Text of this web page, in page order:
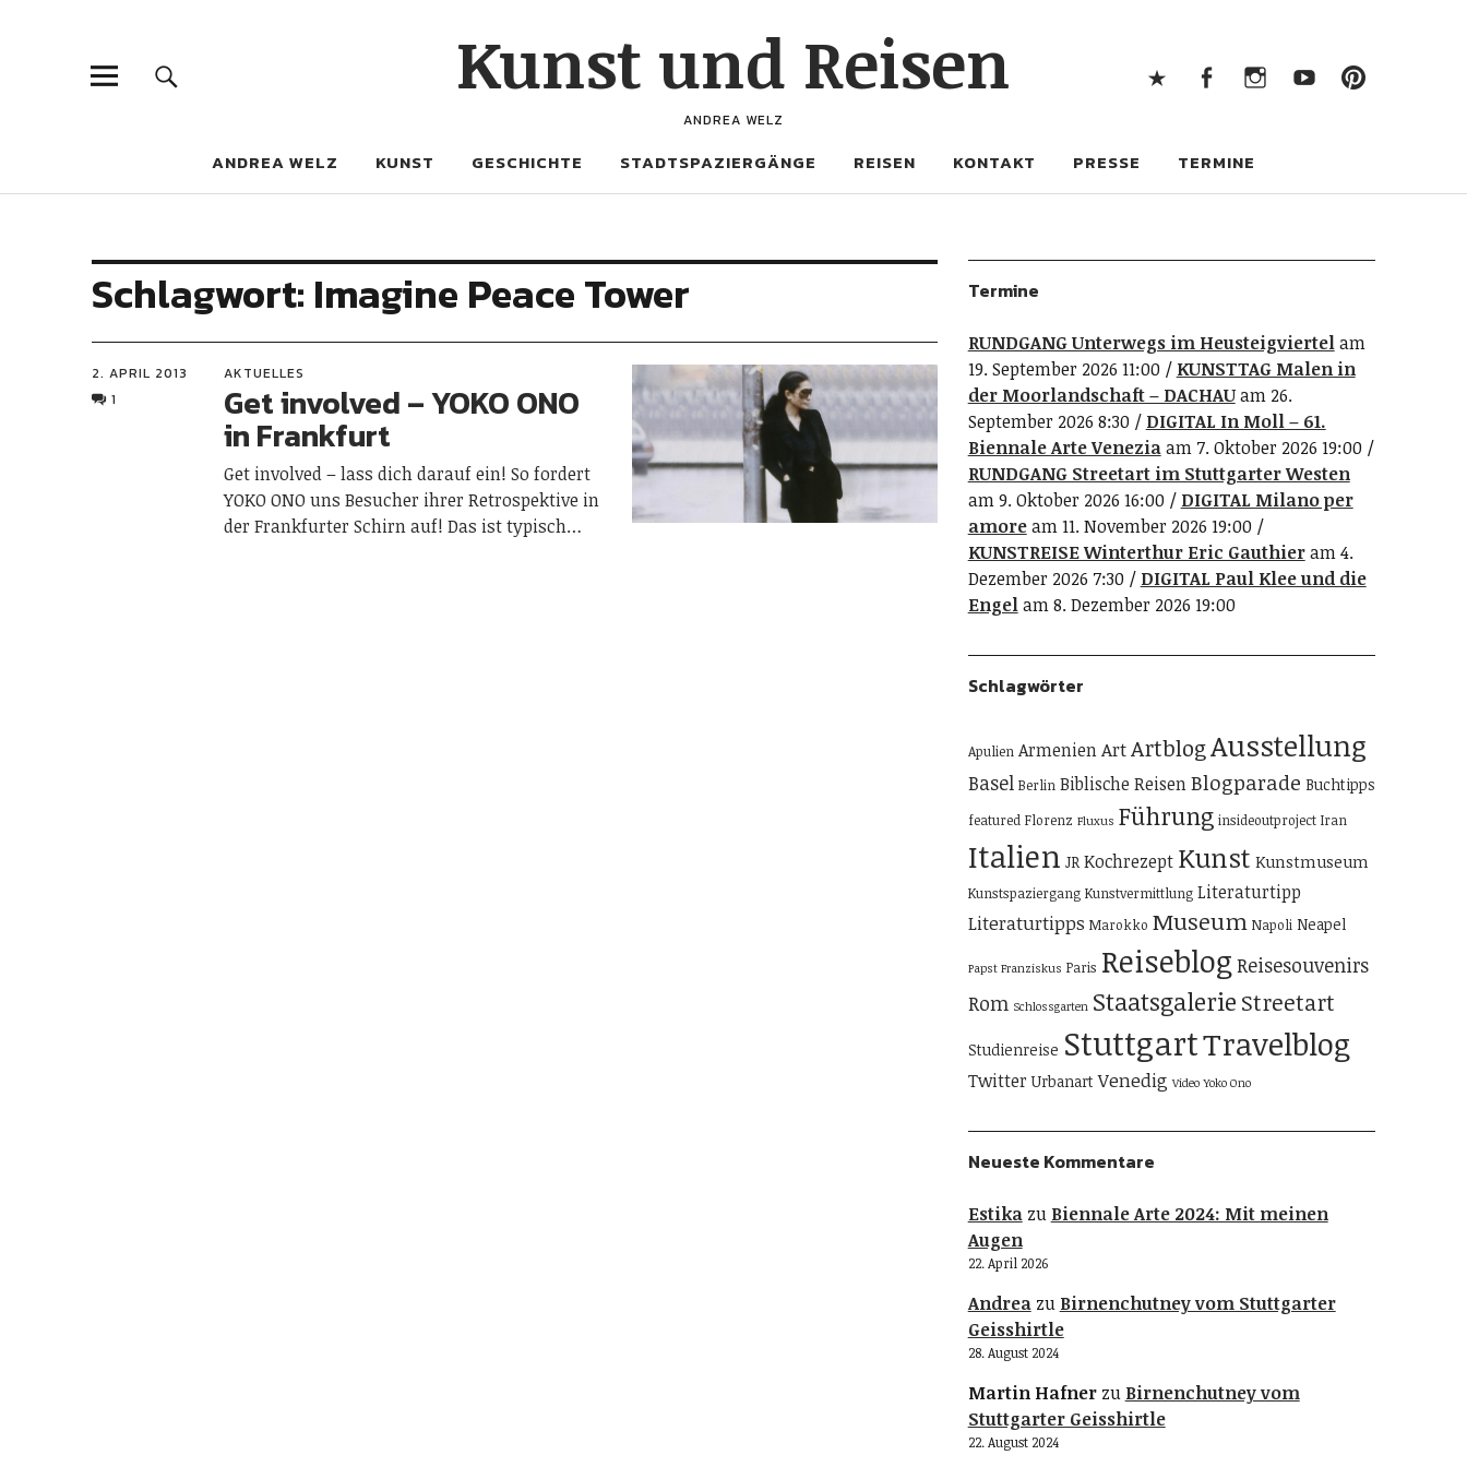
Kunst und Reisen
ANDREA WELZ
ANDREA WELZ KUNST GESCHICHTE STADTSPAZIERGÄNGE REISEN KONTAKT PRESSE TERMINE
Schlagwort: Imagine Peace Tower
2. APRIL 2013
1
AKTUELLES
Get involved – YOKO ONO
in Frankfurt
Get involved – lass dich darauf ein! So fordert
YOKO ONO uns Besucher ihrer Retrospektive in
der Frankfurter Schirn auf! Das ist typisch…
Termine
RUNDGANG Unterwegs im Heusteigviertelam
19. September 2026 11:00
KUNSTTAG Malen in
der Moorlandschaft – DACHAUam 26.
September 2026 8:30
DIGITAL In Moll – 61.
Biennale Arte Veneziaam 7. Oktober 2026 19:00
RUNDGANG Streetart im Stuttgarter Westen
am 9. Oktober 2026 16:00
DIGITAL Milano per
amoream 11. November 2026 19:00
KUNSTREISE Winterthur Eric Gauthieram 4.
Dezember 2026 7:30
DIGITAL Paul Klee und die
Engelam 8. Dezember 2026 19:00
Schlagwörter
Apulien ArmenienArtArtblogAusstellung
Basel Berlin Biblische ReisenBlogparade Buchtipps
featured Florenz Fluxus Führung insideoutproject Iran
Italien JR Kochrezept Kunst Kunstmuseum
Kunstspaziergang Kunstvermittlung Literaturtipp
Literaturtipps Marokko Museum Napoli Neapel
Papst Franziskus Paris Reiseblog Reisesouvenirs
Rom Schlossgarten Staatsgalerie Streetart
Studienreise StuttgartTravelblog
Twitter Urbanart Venedig Video Yoko Ono
Neueste Kommentare
Estikazu Biennale Arte 2024: Mit meinen
Augen
22. April 2026
Andreazu Birnenchutney vom Stuttgarter
Geisshirtle
28. August 2024
Martin Hafnerzu Birnenchutney vom
Stuttgarter Geisshirtle
22. August 2024